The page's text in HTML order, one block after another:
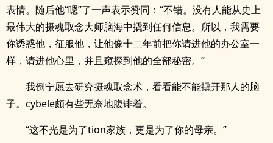
表情。随后他“嗯”了一声表示赞同：“不错。没有人能从史上
最伟大的摄魂取念大师脑海中撬到任何信息。所以，我需要
你诱惑他，征服他，让他像十二年前把你请进他的办公室一
样，请进他心里，并且窥探到他的全部秘密。”
我倒宁愿去研究摄魂取念术，看看能不能撬开那人的脑
子。cybele颇有些无奈地腹诽着。
“这不光是为了tion家族，更是为了你的母亲。”